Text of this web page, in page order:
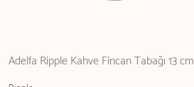
Adelfa Ripple Kahve Fincan Tabağı 13 cm